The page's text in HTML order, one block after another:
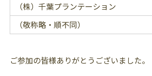
（株）千葉プランテーション
（敬称略・順不同）
ご参加の皆様ありがとうございました。